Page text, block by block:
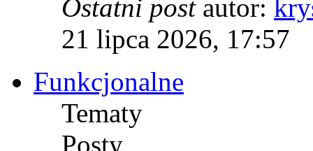
Ostatni postautor:
21 lipca 2026, 17:57
Funkcjonalne
Tematy
Posty